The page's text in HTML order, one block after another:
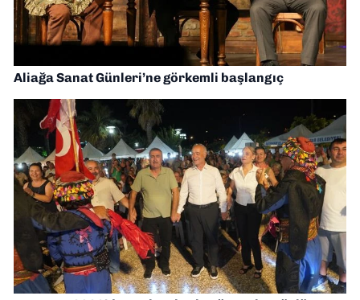
Aliağa Sanat Günleri’ne görkemli başlangıç